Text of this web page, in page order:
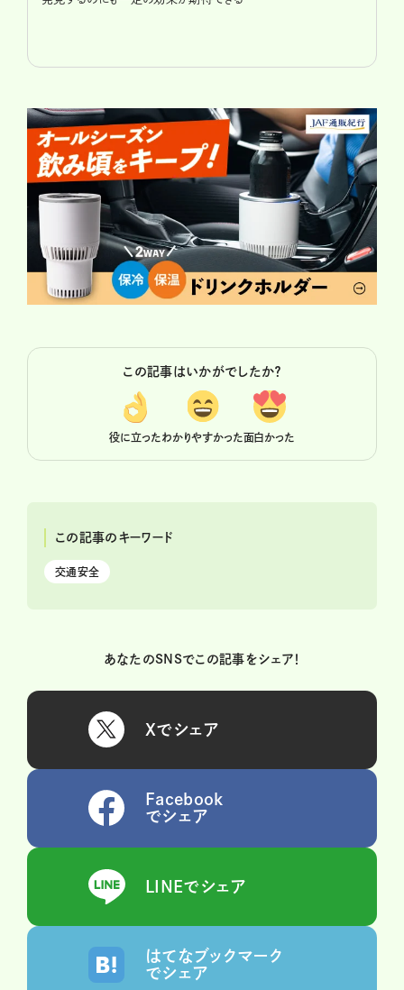
この記事はいかがでしたか？
役に立ったわかりやすかった面白かった
この記事のキーワード
交通安全
あなたのSNSでこの記事をシェア！
Xでシェア
Facebook
でシェア
LINEでシェア
はてなブックマーク
でシェア